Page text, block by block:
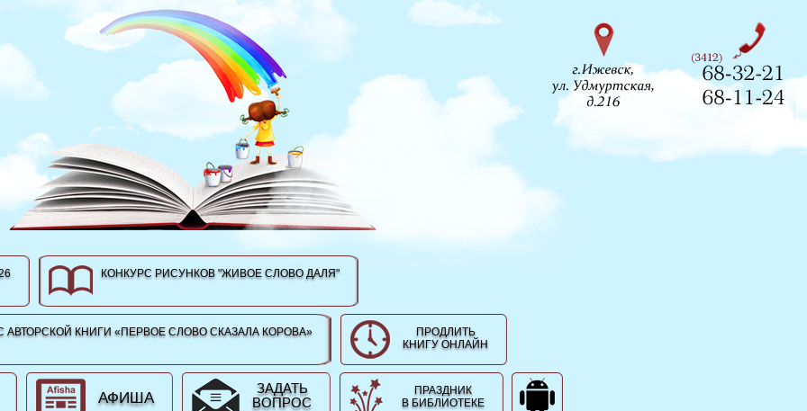
КОНКУРС РИСУНКОВ "ЖИВОЕ СЛОВО ДАЛЯ"
КНИГИ «ПЕРВОЕ СЛОВО СКАЗАЛА КОРОВА»
ПРОДЛИТЬ
КНИГУ ОНЛАЙН
АФИША
ЗАДАТЬ
ВОПРОС
ПРАЗДНИК
В БИБЛИОТЕКЕ